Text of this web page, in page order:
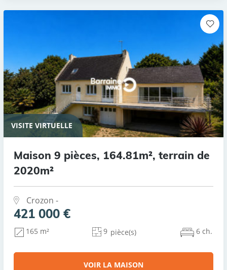
VISITE VIRTUELLE
Maison 9 pièces, 164.81m², terrain de
2020m²
Crozon -
421 000 €
165 m² 9 pièce(s) 6 ch.
VOIR LA MAISON